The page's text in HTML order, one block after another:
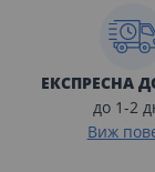
ЕКСПРЕСНА
до 1-2
Виж